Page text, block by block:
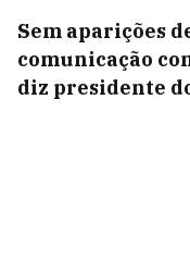
Sem aparições
comunicação
diz presidente